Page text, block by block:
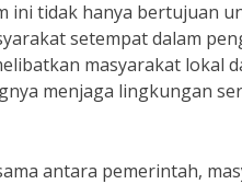
tidak hanya bertujuan
setempat dalam
masyarakat lokal
menjaga lingkungan
antara pemerintah,